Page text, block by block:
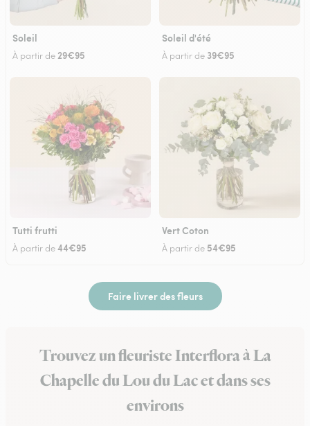
Soleil
À partir de29€95
Soleil d'été
À partir de 39€95
Tutti frutti
À partir de44€95
Vert Coton
À partir de 54€95
Faire livrer des fleurs
Trouvez un fleuriste Interflora à La
Chapelle du Lou du Lac et dans ses
environs